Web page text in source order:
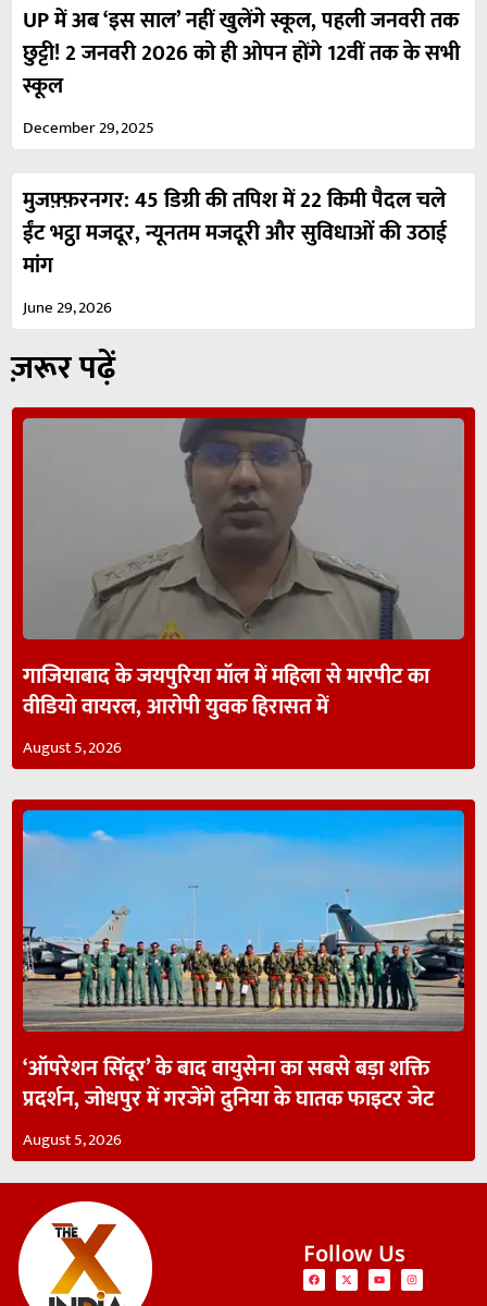
UP में अब ‘इस साल’ नहीं खुलेंगे स्कूल, पहली जनवरी तक
छुट्टी! 2 जनवरी 2026 को ही ओपन होंगे 12वीं तक के सभी
स्कूल
December 29, 2025
मुजफ़्फ़रनगर: 45 डिग्री की तपिश में 22 किमी पैदल चले
ईंट भट्ठा मजदूर, न्यूनतम मजदूरी और सुविधाओं की उठाई
मांग
June 29, 2026
ज़रूर पढ़ें
गाजियाबाद के जयपुरिया मॉल में महिला से मारपीट का
वीडियो वायरल, आरोपी युवक हिरासत में
August 5, 2026
‘ऑपरेशन सिंदूर’ के बाद वायुसेना का सबसे बड़ा शक्ति
प्रदर्शन, जोधपुर में गरजेंगे दुनिया के घातक फाइटर जेट
August 5, 2026
Follow Us